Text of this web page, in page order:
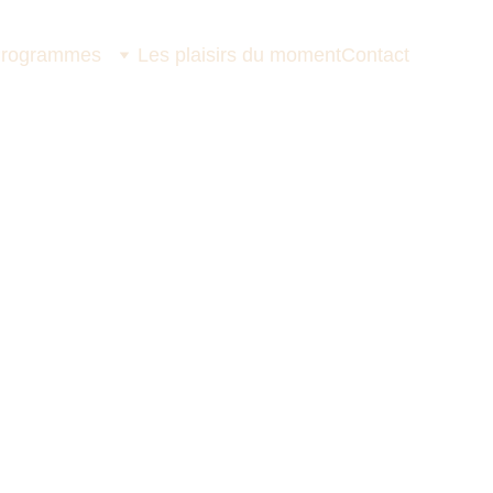
Les plaisirs du momentContact